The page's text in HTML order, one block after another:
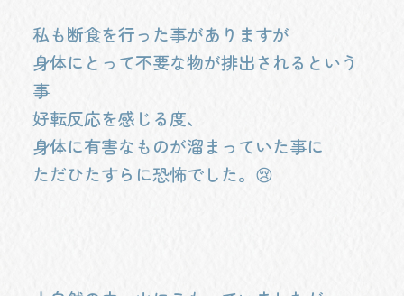
私も断食を行った事がありますが
身体にとって不要な物が排出されるという
事
好転反応を感じる度、
身体に有害なものが溜まっていた事に
ただひたすらに恐怖でした。😢